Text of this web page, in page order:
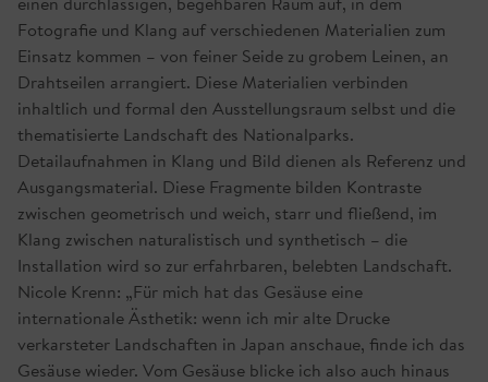
Fotografie und Klang auf verschiedenen Materialien zum
Einsatz kommen – von feiner Seide zu grobem Leinen, an
Drahtseilen arrangiert. Diese Materialien verbinden
inhaltlich und formal den Ausstellungsraum selbst und die
thematisierte Landschaft des Nationalparks.
Detailaufnahmen in Klang und Bild dienen als Referenz und
Ausgangsmaterial. Diese Fragmente bilden Kontraste
zwischen geometrisch und weich, starr und fließend, im
Klang zwischen naturalistisch und synthetisch – die
Installation wird so zur erfahrbaren, belebten Landschaft.
Nicole Krenn: „Für mich hat das Gesäuse eine
internationale Ästhetik: wenn ich mir alte Drucke
verkarsteter Landschaften in Japan anschaue, finde ich das
Gesäuse wieder. Vom Gesäuse blicke ich also auch hinaus